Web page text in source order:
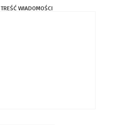
TREŚĆ WIADOMOŚCI